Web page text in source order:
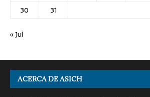
30
31
« Jul
ACERCA DE ASICH